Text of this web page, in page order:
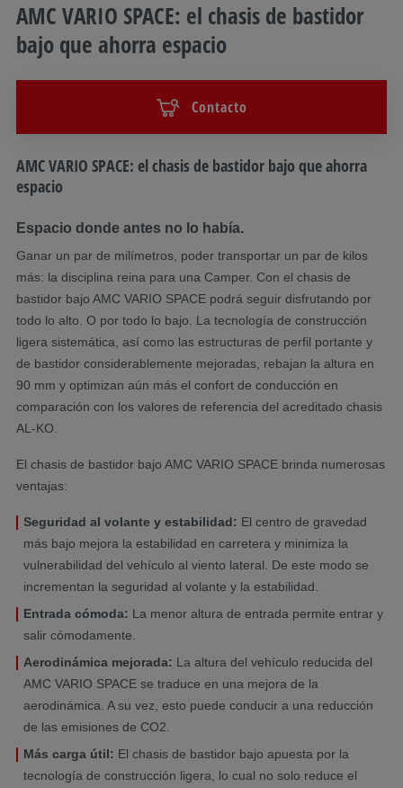
AMC VARIO SPACE: el chasis de bastidor
bajo que ahorra espacio
Contacto
AMC VARIO SPACE: el chasis de bastidor bajo que ahorra
espacio
Espacio donde antes no lo había. ​
Ganar un par de milímetros, poder transportar un par de kilos
más: la disciplina reina para una Camper. Con el chasis de
bastidor bajo AMC VARIO SPACE podrá seguir disfrutando por
todo lo alto. O por todo lo bajo. La tecnología de construcción
ligera sistemática, así como las estructuras de perfil portante y
de bastidor considerablemente mejoradas, rebajan la altura en
90 mm y optimizan aún más el confort de conducción en
comparación con los valores de referencia del acreditado chasis
AL-KO.
El chasis de bastidor bajo AMC VARIO SPACE brinda numerosas
ventajas:
Seguridad al volante y estabilidad: El centro de gravedad
más bajo mejora la estabilidad en carretera y minimiza la
vulnerabilidad del vehículo al viento lateral. De este modo se
incrementan la seguridad al volante y la estabilidad.
Entrada cómoda: La menor altura de entrada permite entrar y
salir cómodamente.
Aerodinámica mejorada: La altura del vehículo reducida del
AMC VARIO SPACE se traduce en una mejora de la
aerodinámica. A su vez, esto puede conducir a una reducción
de las emisiones de CO2.
Más carga útil: El chasis de bastidor bajo apuesta por la
tecnología de construcción ligera, lo cual no solo reduce el